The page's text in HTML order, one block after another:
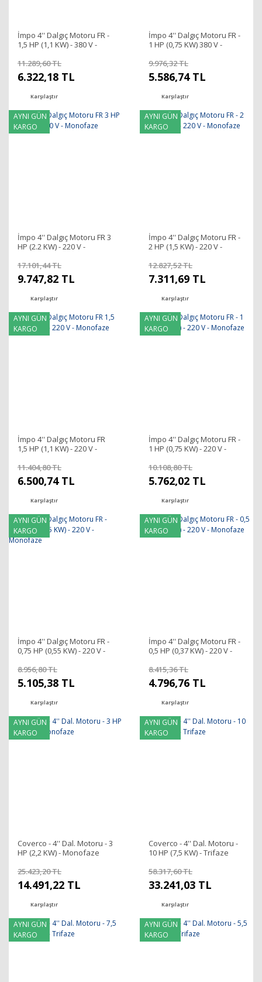
İmpo 4'' Dalgıç Motoru FR -
1,5 HP (1,1 KW) - 380 V -
11.289,60 TL
6.322,18 TL
Karşılaştır
İmpo 4'' Dalgıç Motoru FR -
1 HP (0,75 KW) 380 V -
9.976,32 TL
5.586,74 TL
Karşılaştır
AYNI GÜN
KARGO
İmpo 4'' Dalgıç Motoru FR 3
HP (2.2 KW) - 220 V -
17.101,44 TL
9.747,82 TL
Karşılaştır
AYNI GÜN
KARGO
İmpo 4'' Dalgıç Motoru FR -
2 HP (1,5 KW) - 220 V -
12.827,52 TL
7.311,69 TL
Karşılaştır
AYNI GÜN
KARGO
İmpo 4'' Dalgıç Motoru FR
1,5 HP (1,1 KW) - 220 V -
11.404,80 TL
6.500,74 TL
Karşılaştır
AYNI GÜN
KARGO
İmpo 4'' Dalgıç Motoru FR -
1 HP (0,75 KW) - 220 V -
10.108,80 TL
5.762,02 TL
Karşılaştır
AYNI GÜN
KARGO
İmpo 4'' Dalgıç Motoru FR -
0,75 HP (0,55 KW) - 220 V -
8.956,80 TL
5.105,38 TL
Karşılaştır
AYNI GÜN
KARGO
İmpo 4'' Dalgıç Motoru FR -
0,5 HP (0,37 KW) - 220 V -
8.415,36 TL
4.796,76 TL
Karşılaştır
AYNI GÜN
KARGO
Coverco - 4'' Dal. Motoru - 3
HP (2,2 KW) - Monofaze
25.423,20 TL
14.491,22 TL
Karşılaştır
AYNI GÜN
KARGO
Coverco - 4'' Dal. Motoru -
10 HP (7,5 KW) - Trifaze
58.317,60 TL
33.241,03 TL
Karşılaştır
AYNI GÜN
KARGO
AYNI GÜN
KARGO